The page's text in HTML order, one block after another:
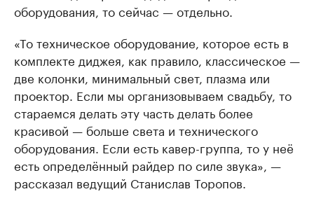
оборудования, то сейчас — отдельно.
«То техническое оборудование, которое есть в
комплекте диджея, как правило, классическое —
две колонки, минимальный свет, плазма или
проектор. Если мы организовываем свадьбу, то
стараемся делать эту часть делать более
красивой — больше света и технического
оборудования. Если есть кавер-группа, то у неё
есть определённый райдер по силе звука», —
рассказал ведущий Станислав Торопов.